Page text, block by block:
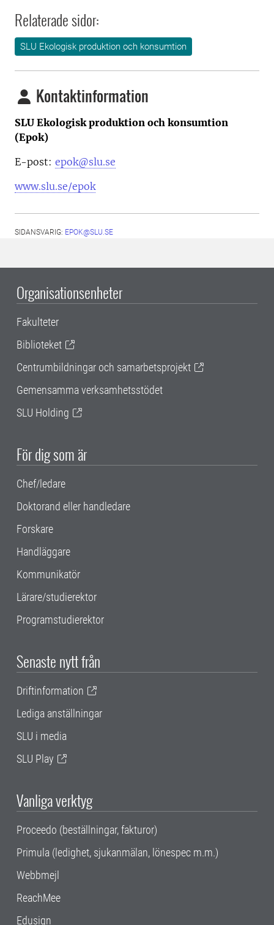
Relaterade sidor:
SLU Ekologisk produktion och konsumtion
Kontaktinformation
SLU Ekologisk produktion och konsumtion
(Epok)
E-post: epok@slu.se
www.slu.se/epok
SIDANSVARIG: EPOK@SLU.SE
Organisationsenheter
Fakulteter
Biblioteket
Centrumbildningar och samarbetsprojekt
Gemensamma verksamhetsstödet
SLU Holding
För dig som är
Chef/ledare
Doktorand eller handledare
Forskare
Handläggare
Kommunikatör
Lärare/studierektor
Programstudierektor
Senaste nytt från
Driftinformation
Lediga anställningar
SLU i media
SLU Play
Vanliga verktyg
Proceedo (beställningar, fakturor)
Primula (ledighet, sjukanmälan, lönespec m.m.)
Webbmejl
ReachMee
Edusign